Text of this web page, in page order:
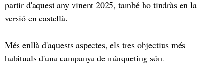
partir d'aquest any vinent 2025, també ho tindràs en la
versió en castellà.
Més enllà d'aquests aspectes, els tres objectius més
habituals d'una campanya de màrqueting són: